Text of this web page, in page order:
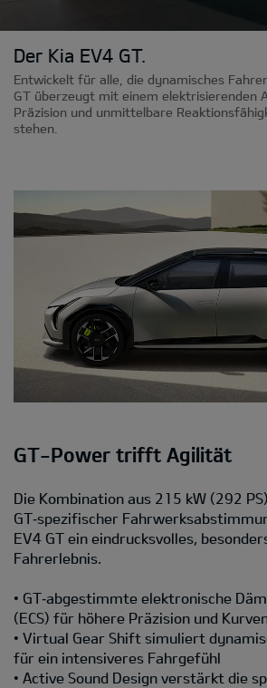
Der Kia EV4 GT.
Entwickelt für alle, die dynamisches
GT überzeugt mit einem elektrisierenden
Präzision und unmittelbare
stehen.
GT-Power trifft Agilität
Die Kombination aus 215 kW (292
GT‑spezifischer
EV4 GT ein eindrucksvolles,
Fahrerlebnis.
• GT‑abgestimmte elektronische
(ECS) für höhere Präzision und
• Virtual Gear Shift simuliert
für ein intensiveres Fahrgefühl
• Active Sound Design verstärkt die